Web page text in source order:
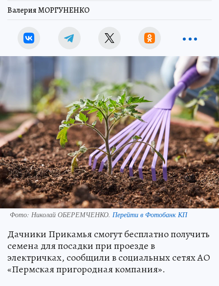
Валерия МОРГУНЕНКО
Фото: Николай ОБЕРЕМЧЕНКО. Перейти в Фотобанк КП
Дачники Прикамья смогут бесплатно получить
семена для посадки при проезде в
электричках, сообщили в социальных сетях АО
«Пермская пригородная компания».